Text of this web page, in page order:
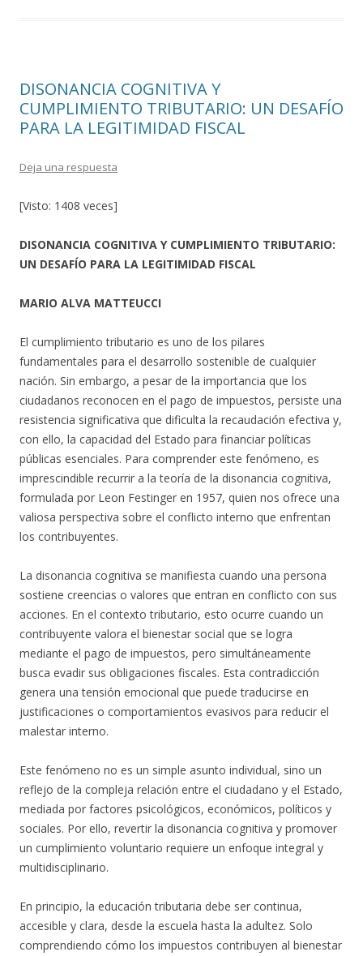
DISONANCIA COGNITIVA Y
CUMPLIMIENTO TRIBUTARIO: UN DESAFÍO
PARA LA LEGITIMIDAD FISCAL
Deja una respuesta
[Visto: 1408 veces]
DISONANCIA COGNITIVA Y CUMPLIMIENTO TRIBUTARIO:
UN DESAFÍO PARA LA LEGITIMIDAD FISCAL
MARIO ALVA MATTEUCCI
El cumplimiento tributario es uno de los pilares
fundamentales para el desarrollo sostenible de cualquier
nación. Sin embargo, a pesar de la importancia que los
ciudadanos reconocen en el pago de impuestos, persiste una
resistencia significativa que dificulta la recaudación efectiva y,
con ello, la capacidad del Estado para financiar políticas
públicas esenciales. Para comprender este fenómeno, es
imprescindible recurrir a la teoría de la disonancia cognitiva,
formulada por Leon Festinger en 1957, quien nos ofrece una
valiosa perspectiva sobre el conflicto interno que enfrentan
los contribuyentes.
La disonancia cognitiva se manifiesta cuando una persona
sostiene creencias o valores que entran en conflicto con sus
acciones. En el contexto tributario, esto ocurre cuando un
contribuyente valora el bienestar social que se logra
mediante el pago de impuestos, pero simultáneamente
busca evadir sus obligaciones fiscales. Esta contradicción
genera una tensión emocional que puede traducirse en
justificaciones o comportamientos evasivos para reducir el
malestar interno.
Este fenómeno no es un simple asunto individual, sino un
reflejo de la compleja relación entre el ciudadano y el Estado,
mediada por factores psicológicos, económicos, políticos y
sociales. Por ello, revertir la disonancia cognitiva y promover
un cumplimiento voluntario requiere un enfoque integral y
multidisciplinario.
En principio, la educación tributaria debe ser continua,
accesible y clara, desde la escuela hasta la adultez. Solo
comprendiendo cómo los impuestos contribuyen al bienestar